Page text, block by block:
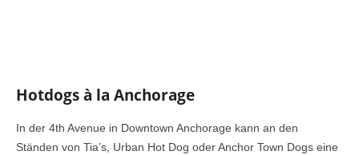
Hotdogs à la Anchorage
In der 4th Avenue in Downtown Anchorage kann an den
Ständen von Tia’s, Urban Hot Dog oder Anchor Town Dogs eine